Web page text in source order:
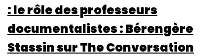
: le rôle des professeurs
documentalistes : Bérengère
Stassin sur The Conversation